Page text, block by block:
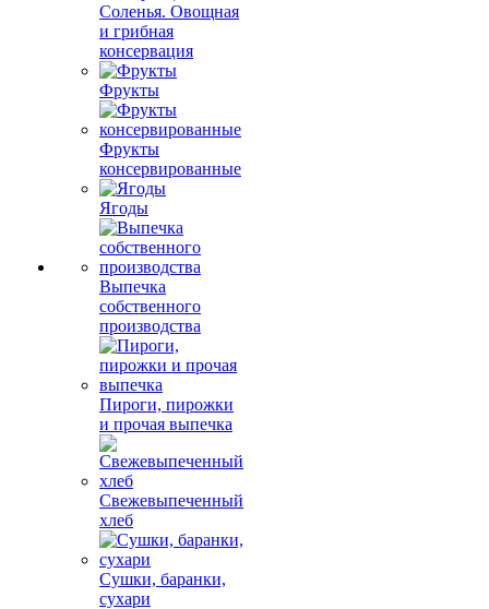
Соленья. Овощная
и грибная
консервация
Фрукты
Фрукты
консервированные
Ягоды
Выпечка
собственного
производства
Пироги, пирожки
и прочая выпечка
Свежевыпеченный
хлеб
Сушки, баранки,
сухари